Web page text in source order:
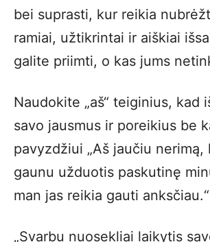
bei suprasti, kur reikia
ramiai, užtikrintai ir aiškiai
galite priimti, o kas jums
Naudokite „aš“ teiginius, kad
savo jausmus ir poreikius be
pavyzdžiui „Aš jaučiu nerimą,
gaunu užduotis paskutinę
man jas reikia gauti anksčiau.“
„Svarbu nuosekliai laikytis